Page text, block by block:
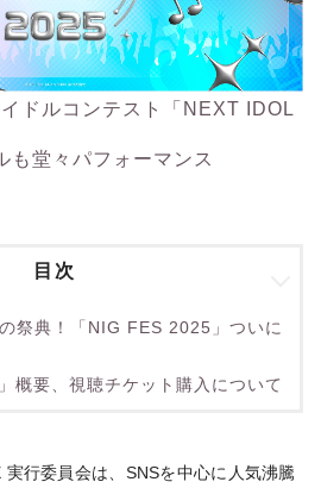
ドルコンテスト「NEXT IDOL
も堂々パフォーマンス
目次
祭典！「NIG FES 2025」ついに
概要、視聴チケット購入について
⾏委員会は、SNSを中心に人気沸騰